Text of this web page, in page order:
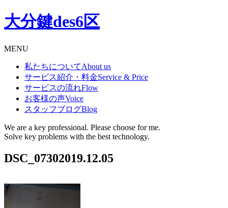
大分鍵des6区
MENU
私たちについてAbout us
サービス紹介・料金Service & Price
サービスの流れFlow
お客様の声Voice
スタッフブログBlog
We are a key professional. Please choose for me.
Solve key problems with the best technology.
DSC_07302019.12.05